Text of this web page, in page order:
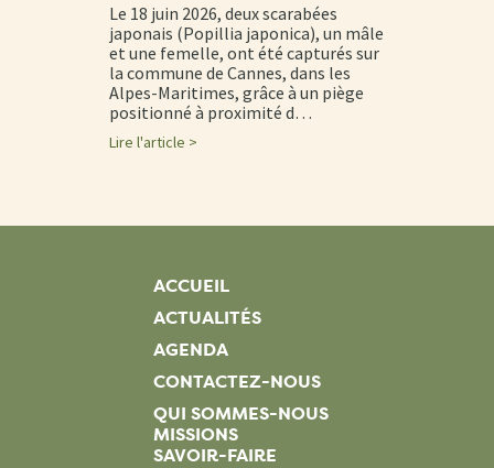
Le 18 juin 2026, deux scarabées
japonais (Popillia japonica), un mâle
et une femelle, ont été capturés sur
la commune de Cannes, dans les
Alpes-Maritimes, grâce à un piège
positionné à proximité d…
Lire l'article >
ACCUEIL
ACTUALITÉS
AGENDA
CONTACTEZ-NOUS
QUI SOMMES-NOUS
MISSIONS
SAVOIR-FAIRE